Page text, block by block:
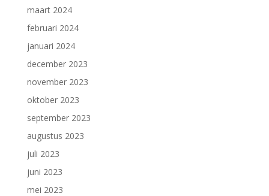
maart 2024
februari 2024
januari 2024
december 2023
november 2023
oktober 2023
september 2023
augustus 2023
juli 2023
juni 2023
mei 2023